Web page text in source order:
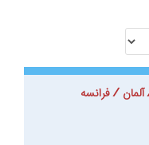
آلمان / فرانسه